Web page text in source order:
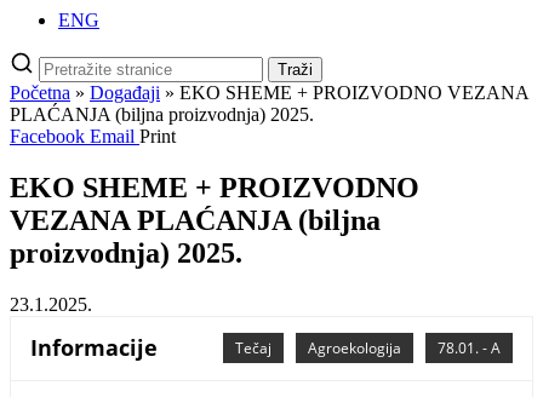
ENG
Pretraži
stranice
Traži
Početna » Događaji » EKO SHEME + PROIZVODNO VEZANA
PLAĆANJA (biljna proizvodnja) 2025.
Facebook Email Print
EKO SHEME + PROIZVODNO
VEZANA PLAĆANJA (biljna
proizvodnja) 2025.
23.1.2025.
78.01. - A
Agroekologija
Tečaj
Informacije